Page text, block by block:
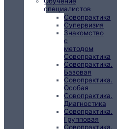
специалистов
Совопрактика
Супервизия
Знакомство
с
методом
Совопрактика
Совопрактика.
Базовая
Совопрактика.
Особая
Совопрактика.
Диагностика
Совопрактика.
Групповая
Совопрактика.